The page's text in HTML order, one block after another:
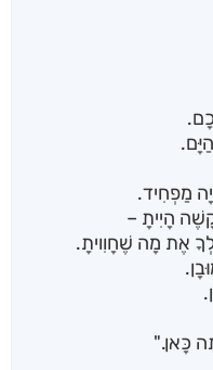
מַפְחִיד.
הָיִיתָ –
אֶת מָה שֶׁחָוִויתָ.
כָּאן."